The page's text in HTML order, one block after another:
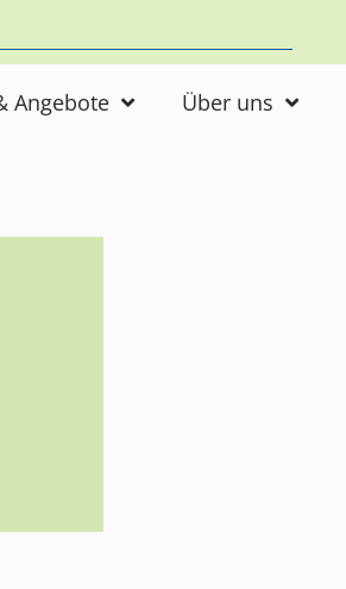
Angebote Über uns